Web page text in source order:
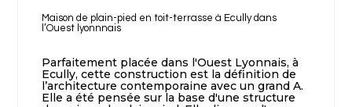
Maison de plain-pied en toit-terrasse à Ecully dans
l’Ouest lyonnnais
Parfaitement placée dans l'Ouest Lyonnais, à
Ecully, cette construction est la définition de
l’architecture contemporaine avec un grand A.
Elle a été pensée sur la base d'une structure